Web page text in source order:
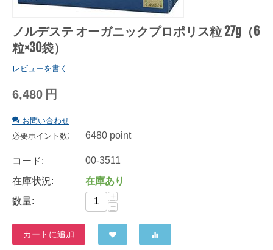
ノルデステ オーガニックプロポリス粒 27g（6
粒×30袋）
レビューを書く
6,480 円
お問い合わせ
必要ポイント数: 6480 point
コード:
00-3511
在庫状況:
在庫あり
数量:
+
−
カートに追加